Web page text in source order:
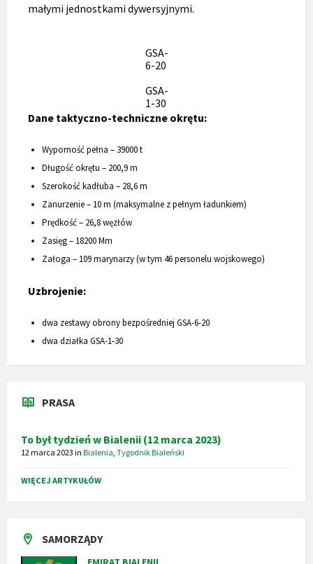
małymi jednostkami dywersyjnymi.
GSA-
6-20
GSA-
1-30
Dane taktyczno-techniczne okrętu:
Wyporność pełna – 39000 t
Długość okrętu – 200,9 m
Szerokość kadłuba – 28,6 m
Zanurzenie – 10 m (maksymalne z pełnym ładunkiem)
Prędkość – 26,8 węzłów
Zasięg – 18200 Mm
Załoga – 109 marynarzy (w tym 46 personelu wojskowego)
Uzbrojenie:
dwa zestawy obrony bezpośredniej GSA-6-20
dwa działka GSA-1-30
PRASA
To był tydzień w Bialenii (12 marca 2023)
12 marca 2023 in Bialenia Tygodnik Bialeński
WIĘCEJ ARTYKUŁÓW
SAMORZĄDY